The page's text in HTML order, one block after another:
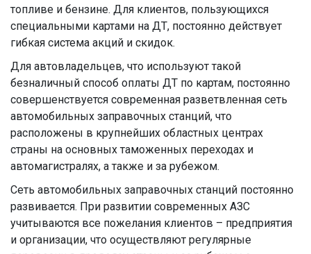
топливе и бензине. Для клиентов, пользующихся
специальными картами на ДТ, постоянно действует
гибкая система акций и скидок.
Для автовладельцев, что используют такой
безналичный способ оплаты ДТ по картам, постоянно
совершенствуется современная разветвленная сеть
автомобильных заправочных станций, что
расположены в крупнейших областных центрах
страны на основных таможенных переходах и
автомагистралях, а также и за рубежом.
Сеть автомобильных заправочных станций постоянно
развивается. При развитии современных АЗС
учитываются все пожелания клиентов – предприятия
и организации, что осуществляют регулярные